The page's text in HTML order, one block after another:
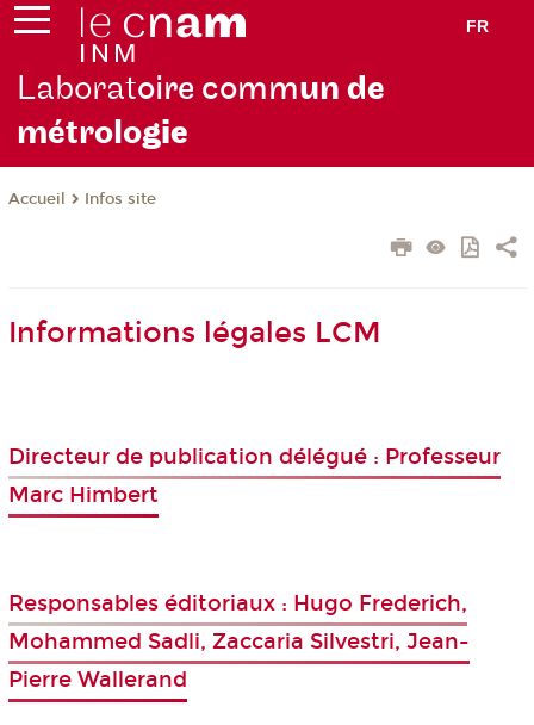
FR
Laboratoire commun de
métrologie
Accueil Infos site
Informations légales LCM
Directeur de publication délégué : Professeur
Marc Himbert
Responsables éditoriaux : Hugo Frederich,
Mohammed Sadli, Zaccaria Silvestri, Jean-
Pierre Wallerand